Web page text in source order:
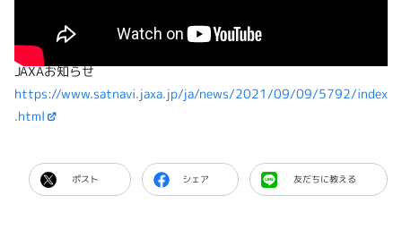
JAXAお知らせ
https://www.satnavi.jaxa.jp/ja/news/2021/09/09/5792/index
.html
ポスト シェア 友だちに教える